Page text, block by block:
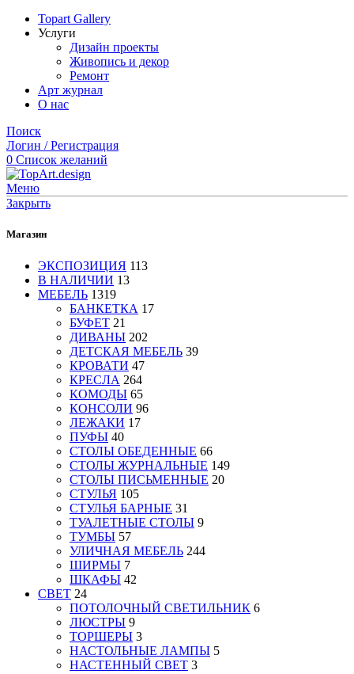
Topart Gallery
Услуги
Дизайн проекты
Живопись и декор
Ремонт
Арт журнал
О нас
Поиск
Логин / Регистрация
0 Список желаний
Меню
Закрыть
Магазин
ЭКСПОЗИЦИЯ 113
В НАЛИЧИИ 13
МЕБЕЛЬ 1319
БАНКЕТКА 17
БУФЕТ 21
ДИВАНЫ 202
ДЕТСКАЯ МЕБЕЛЬ 39
КРОВАТИ 47
КРЕСЛА 264
КОМОДЫ 65
КОНСОЛИ 96
ЛЕЖАКИ 17
ПУФЫ 40
СТОЛЫ ОБЕДЕННЫЕ 66
СТОЛЫ ЖУРНАЛЬНЫЕ 149
СТОЛЫ ПИСЬМЕННЫЕ 20
СТУЛЬЯ 105
СТУЛЬЯ БАРНЫЕ 31
ТУАЛЕТНЫЕ СТОЛЫ 9
ТУМБЫ 57
УЛИЧНАЯ МЕБЕЛЬ 244
ШИРМЫ 7
ШКАФЫ 42
СВЕТ 24
ПОТОЛОЧНЫЙ СВЕТИЛЬНИК 6
ЛЮСТРЫ 9
ТОРШЕРЫ 3
НАСТОЛЬНЫЕ ЛАМПЫ 5
НАСТЕННЫЙ СВЕТ 3